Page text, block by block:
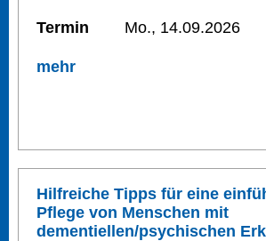
Termin Mo., 14.09.2026
mehr
Hilfreiche Tipps für eine
Pflege von Menschen mit
dementiellen/psychischen